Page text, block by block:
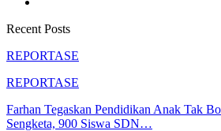
Recent Posts
REPORTASE
REPORTASE
Farhan Tegaskan Pendidikan Anak Tak
Sengketa, 900 Siswa SDN…